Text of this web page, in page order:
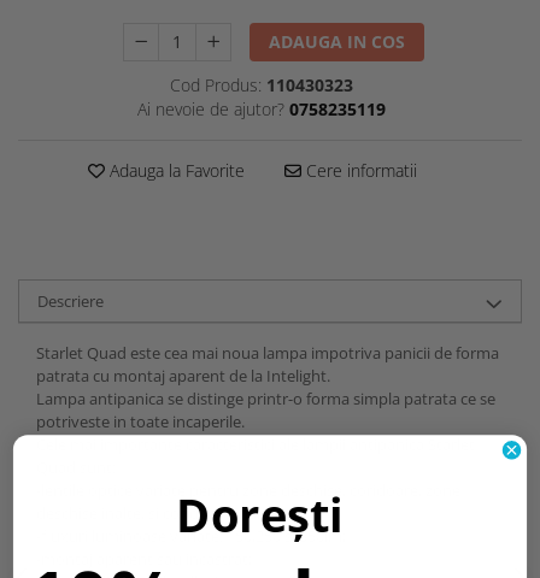
ADAUGA IN COS
Cod Produs: 110430323
Ai nevoie de ajutor? 0758235119
Adauga la Favorite Cere informatii
Descriere
Starlet Quad este cea mai noua lampa impotriva panicii de forma
patrata cu montaj aparent de la Intelight.
Lampa antipanica se distinge printr-o forma simpla patrata ce se
potriveste in toate incaperile.
deschise inalte, si coridoare inalte;
-fluxuri luminoase variate: 150,250 si 350lm;
Dorești